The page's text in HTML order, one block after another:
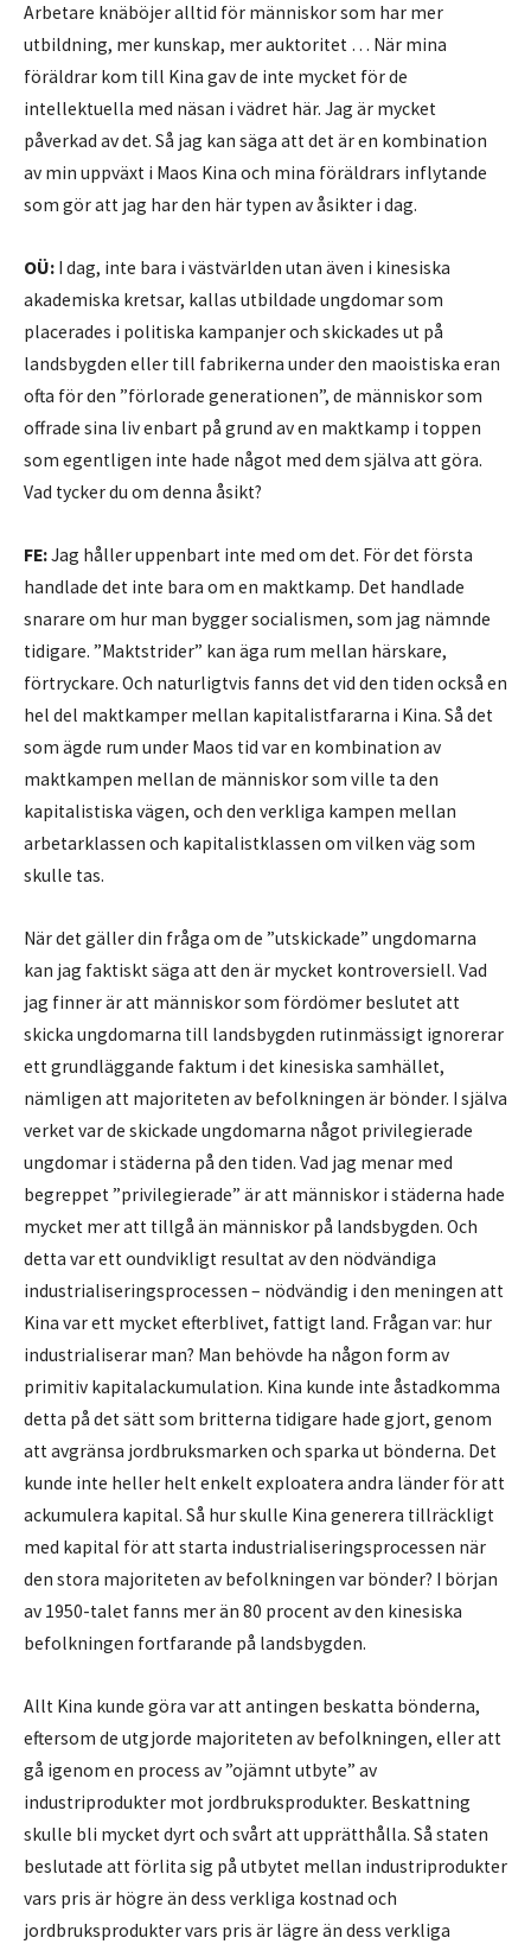
Arbetare knäböjer alltid för människor som har mer
utbildning, mer kunskap, mer auktoritet … När mina
föräldrar kom till Kina gav de inte mycket för de
intellektuella med näsan i vädret här. Jag är mycket
påverkad av det. Så jag kan säga att det är en kombination
av min uppväxt i Maos Kina och mina föräldrars inflytande
som gör att jag har den här typen av åsikter i dag.
OÜ: I dag, inte bara i västvärlden utan även i kinesiska
akademiska kretsar, kallas utbildade ungdomar som
placerades i politiska kampanjer och skickades ut på
landsbygden eller till fabrikerna under den maoistiska eran
ofta för den ”förlorade generationen”, de människor som
offrade sina liv enbart på grund av en maktkamp i toppen
som egentligen inte hade något med dem själva att göra.
Vad tycker du om denna åsikt?
FE:Jag håller uppenbart inte med om det. För det första
handlade det inte bara om en maktkamp. Det handlade
snarare om hur man bygger socialismen, som jag nämnde
tidigare. ”Maktstrider” kan äga rum mellan härskare,
förtryckare. Och naturligtvis fanns det vid den tiden också en
hel del maktkamper mellan kapitalistfararna i Kina. Så det
som ägde rum under Maos tid var en kombination av
maktkampen mellan de människor som ville ta den
kapitalistiska vägen, och den verkliga kampen mellan
arbetarklassen och kapitalistklassen om vilken väg som
skulle tas.
När det gäller din fråga om de ”utskickade” ungdomarna
kan jag faktiskt säga att den är mycket kontroversiell. Vad
jag finner är att människor som fördömer beslutet att
skicka ungdomarna till landsbygden rutinmässigt ignorerar
ett grundläggande faktum i det kinesiska samhället,
nämligen att majoriteten av befolkningen är bönder. I själva
verket var de skickade ungdomarna något privilegierade
ungdomar i städerna på den tiden. Vad jag menar med
begreppet ”privilegierade” är att människor i städerna hade
mycket mer att tillgå än människor på landsbygden. Och
detta var ett oundvikligt resultat av den nödvändiga
industrialiseringsprocessen – nödvändig i den meningen att
Kina var ett mycket efterblivet, fattigt land. Frågan var: hur
industrialiserar man? Man behövde ha någon form av
primitiv kapitalackumulation. Kina kunde inte åstadkomma
detta på det sätt som britterna tidigare hade gjort, genom
att avgränsa jordbruksmarken och sparka ut bönderna. Det
kunde inte heller helt enkelt exploatera andra länder för att
ackumulera kapital. Så hur skulle Kina generera tillräckligt
med kapital för att starta industrialiseringsprocessen när
den stora majoriteten av befolkningen var bönder? I början
av 1950-talet fanns mer än 80 procent av den kinesiska
befolkningen fortfarande på landsbygden.
Allt Kina kunde göra var att antingen beskatta bönderna,
eftersom de utgjorde majoriteten av befolkningen, eller att
gå igenom en process av ”ojämnt utbyte” av
industriprodukter mot jordbruksprodukter. Beskattning
skulle bli mycket dyrt och svårt att upprätthålla. Så staten
beslutade att förlita sig på utbytet mellan industriprodukter
vars pris är högre än dess verkliga kostnad och
jordbruksprodukter vars pris är lägre än dess verkliga